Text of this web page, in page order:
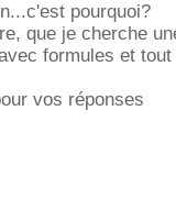
pourquoi?
que je cherche
formules et tout
vos réponses